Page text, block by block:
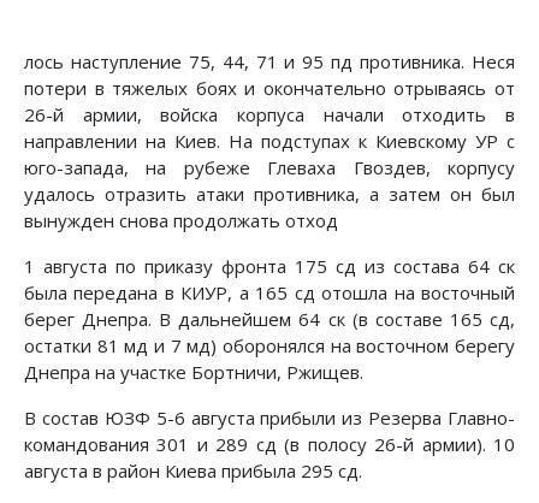
лось наступление 75, 44, 71 и 95 пд противника. Неся
потери в тяжелых боях и окончательно отрываясь от
26-й армии, войска корпуса начали отходить в
направлении на Киев. На подступах к Киевскому УР с
юго-запада, на рубеже Глеваха Гвоздев, корпусу
удалось отразить атаки противника, а затем он был
вынужден снова продолжать отход
1 августа по приказу фронта 175 сд из состава 64 ск
была передана в КИУР, а 165 сд отошла на восточный
берег Днепра. В дальнейшем 64 ск (в составе 165 сд,
остатки 81 мд и 7 мд) оборонялся на восточном берегу
Днепра на участке Бортничи, Ржищев.
В состав ЮЗФ 5-6 августа прибыли из Резерва Главно­
командования 301 и 289 сд (в полосу 26-й армии). 10
авгу­ста в район Киева прибыла 295 сд.